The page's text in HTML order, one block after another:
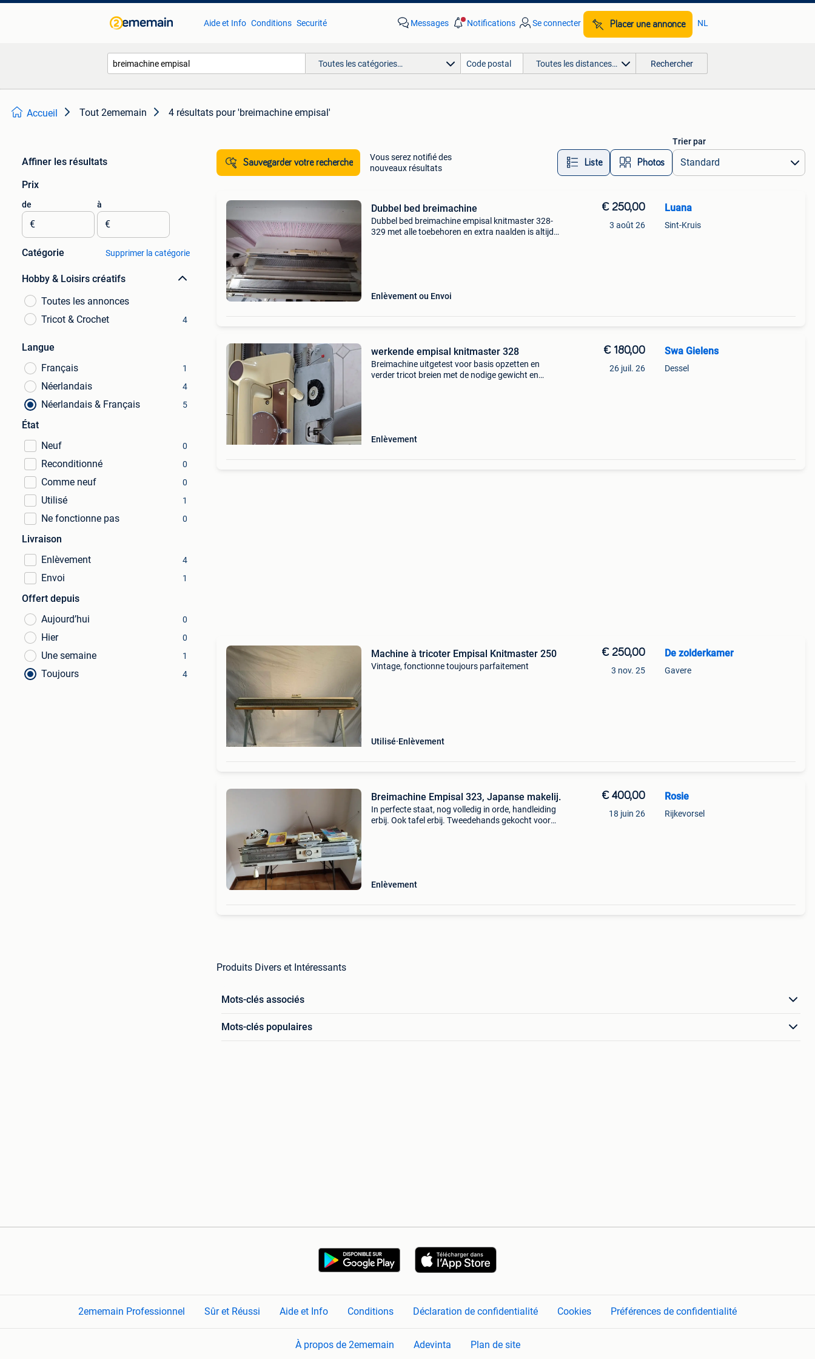
Aide et Info Conditions Securité Messages Notifications Se connecter Placer une annonce NL
Toutes les catégories… Toutes les distances… Rechercher
Accueil Tout 2ememain 4 résultats pour 'breimachine empisal'
Affiner les résultats
Prix
de
€
à
€
Catégorie Supprimer la catégorie
Hobby & Loisirs créatifs
Toutes les annonces
Tricot & Crochet
4
Langue
Français
1
Néerlandais 4
Néerlandais & Français 5
État
Neuf
0
Reconditionné 0
Comme neuf 0
Utilisé 1
Ne fonctionne pas 0
Livraison
Enlèvement
4
Envoi 1
Offert depuis
Aujourd’hui
0
Hier 0
Une semaine 1
Toujours 4
Sauvegarder votre recherche
Vous serez notifié des
nouveaux résultats
Liste Photos
Trier par
Dubbel bed breimachine
Dubbel bed breimachine empisal knitmaster 328-
329 met alle toebehoren en extra naalden is altijd
Enlèvement ou Envoi
€ 250,00
3 août 26
Luana
Sint-Kruis
werkende empisal knitmaster 328
Breimachine uitgetest voor basis opzetten en
verder tricot breien met de nodige gewicht en
Enlèvement
€ 180,00
26 juil. 26
Swa Gielens
Dessel
Machine à tricoter Empisal Knitmaster 250
Vintage, fonctionne toujours parfaitement
Utilisé Enlèvement
€ 250,00
3 nov. 25
De zolderkamer
Gavere
Breimachine Empisal 323, Japanse makelij.
In perfecte staat, nog volledig in orde, handleiding
erbij. Ook tafel erbij. Tweedehands gekocht voor
Enlèvement
€ 400,00
18 juin 26
Rosie
Rijkevorsel
Produits Divers et Intéressants
Mots-clés associés
Mots-clés populaires
2ememain Professionnel Sûr et Réussi Aide et Info Conditions Déclaration de confidentialité Cookies Préférences de confidentialité
À propos de 2ememain Adevinta Plan de site